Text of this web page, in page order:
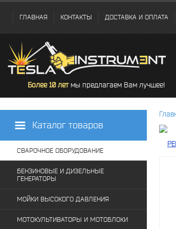
ГЛАВНАЯ КОНТАКТЫ ДОСТАВКА И ОПЛАТА
Более 10 летмы предлагаем Вам лучшее!
Каталог товаров
СВАРОЧНОЕ ОБОРУДОВАНИЕ
БЕНЗИНОВЫЕ И ДИЗЕЛЬНЫЕ
ГЕНЕРАТОРЫ
МОЙКИ ВЫСОКОГО ДАВЛЕНИЯ
МОТОКУЛЬТИВАТОРЫ И МОТОБЛОКИ